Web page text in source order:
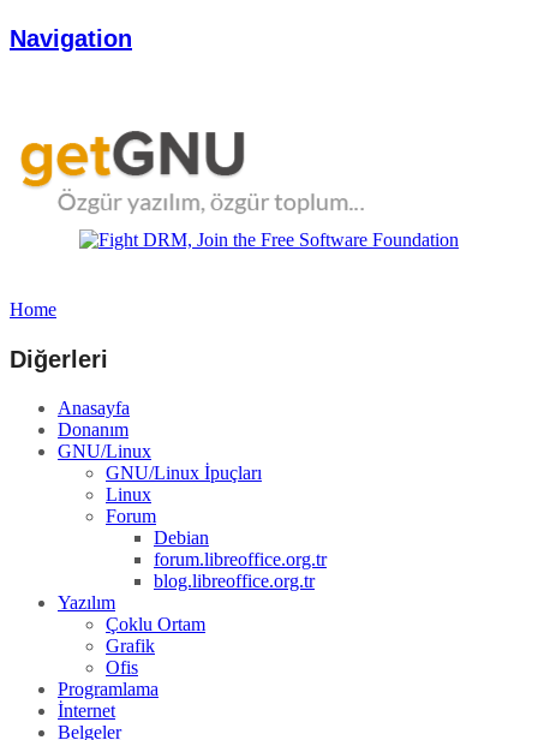
Navigation
Home
Diğerleri
Anasayfa
Donanım
GNU/Linux
GNU/Linux İpuçları
Linux
Forum
Debian
forum.libreoffice.org.tr
blog.libreoffice.org.tr
Yazılım
Çoklu Ortam
Grafik
Ofis
Programlama
İnternet
Belgeler